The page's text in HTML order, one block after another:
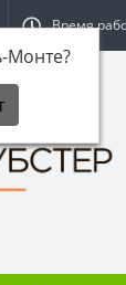
Монте?
Время